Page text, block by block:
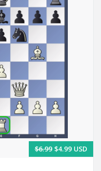
$6.99 $4.99 USD